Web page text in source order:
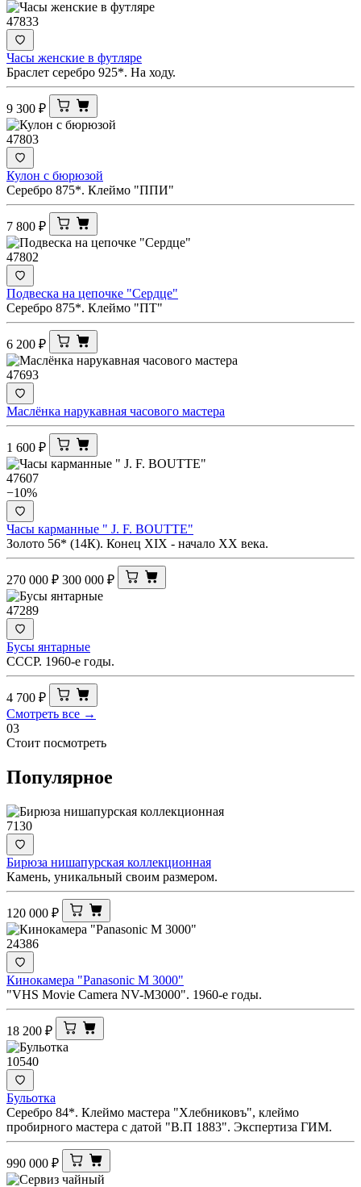
47833
Часы женские в футляре
Браслет серебро 925*. На ходу.
9 300 ₽
47803
Кулон с бюрюзой
Серебро 875*. Клеймо "ППИ"
7 800 ₽
47802
Подвеска на цепочке "Сердце"
Серебро 875*. Клеймо "ПТ"
6 200 ₽
47693
Маслёнка нарукавная часового мастера
1 600 ₽
47607
−10%
Часы карманные " J. F. BOUTTE"
Золото 56* (14К). Конец XIX - начало ХХ века.
270 000 ₽ 300 000 ₽
47289
Бусы янтарные
СССР. 1960-е годы.
4 700 ₽
Смотреть все →
03
Стоит посмотреть
Популярное
7130
Бирюза нишапурская коллекционная
Камень, уникальный своим размером.
120 000 ₽
24386
Кинокамера "Panasonic M 3000"
"VHS Movie Camera NV-M3000". 1960-е годы.
18 200 ₽
10540
Бульотка
Серебро 84*. Клеймо мастера "Хлебниковъ", клеймо
пробирного мастера с датой "В.П 1883". Экспертиза ГИМ.
990 000 ₽